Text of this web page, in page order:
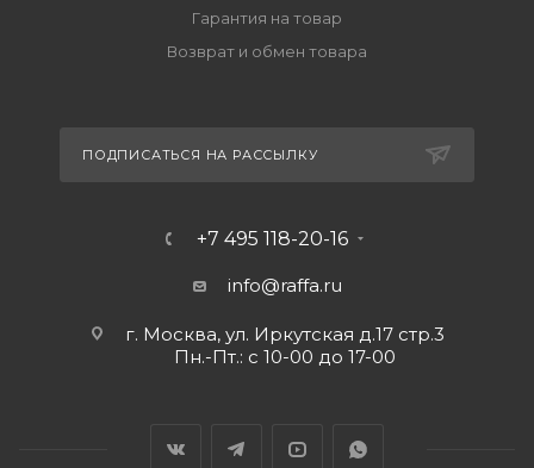
Гарантия на товар
Возврат и обмен товара
ПОДПИСАТЬСЯ НА РАССЫЛКУ
+7 495 118-20-16
info@raffa.ru
г. Москва, ул. Иркутская д.17 стр.3
Пн.-Пт.: с 10-00 до 17-00